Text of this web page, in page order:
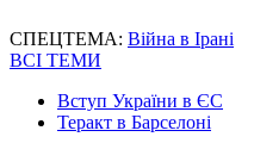
СПЕЦТЕМА: Війна в Ірані
ВСІ ТЕМИ
Вступ України в ЄС
Теракт в Барселоні